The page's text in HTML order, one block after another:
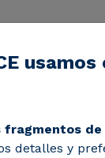
Servicios
en España
fragmentos
detalles y